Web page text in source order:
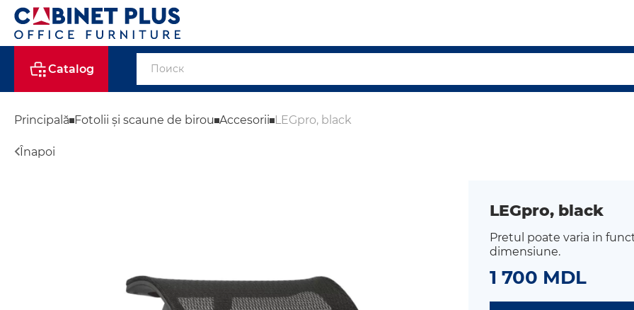
Catalog
Principală Fotolii și scaune de birou Accesorii LEGpro, black
Înapoi
LEGpro, black
Pretul poate varia in
dimensiune.
1 700 MDL